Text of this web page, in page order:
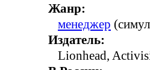
Жанр:
менеджер
Издатель:
Lionhead,